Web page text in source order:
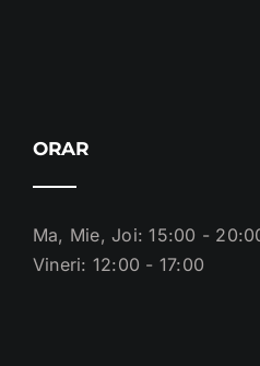
ORAR
Ma, Mie, Joi: 15:00 -
Vineri: 12:00 - 17:00